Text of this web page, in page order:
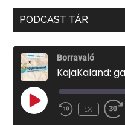
PODCAST TÁR
Borravaló
KajaKaland:
PLAY
EPISODE
1X